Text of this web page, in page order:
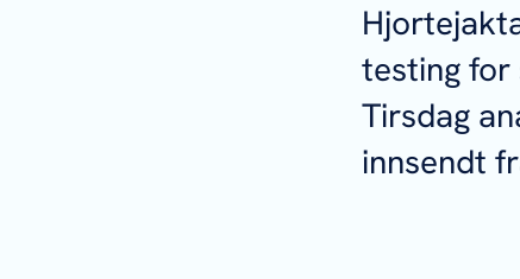
testing for
Tirsdag
innsendt